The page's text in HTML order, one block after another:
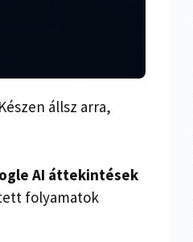
állsz arra,
AI áttekintések
folyamatok